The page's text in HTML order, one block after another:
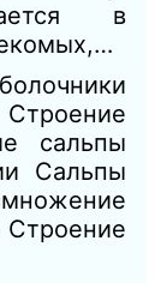
в
сальпы
Сальпы
Строение